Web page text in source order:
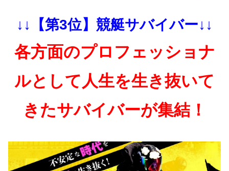
↓↓【第3位】競艇サバイバー↓↓
各方面のプロフェッショナ
ルとして人生を生き抜いて
きたサバイバーが集結！